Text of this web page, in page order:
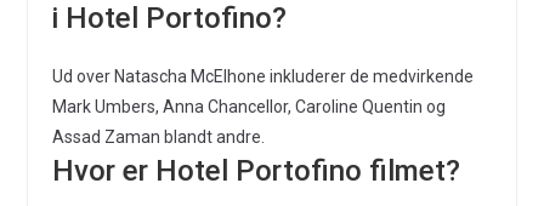
i Hotel Portofino?
Ud over Natascha McElhone inkluderer de medvirkende
Mark Umbers, Anna Chancellor, Caroline Quentin og
Assad Zaman blandt andre.
Hvor er Hotel Portofino filmet?